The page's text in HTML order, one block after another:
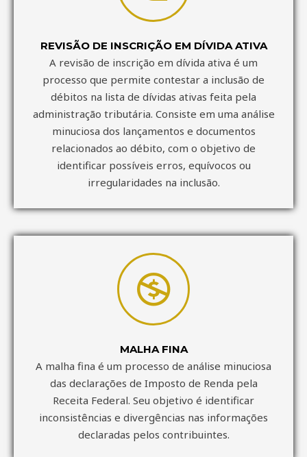
REVISÃO DE INSCRIÇÃO EM DÍVIDA ATIVA
A revisão de inscrição em dívida ativa é um
processo que permite contestar a inclusão de
débitos na lista de dívidas ativas feita pela
administração tributária. Consiste em uma análise
minuciosa dos lançamentos e documentos
relacionados ao débito, com o objetivo de
identificar possíveis erros, equívocos ou
irregularidades na inclusão.
MALHA FINA
A malha fina é um processo de análise minuciosa
das declarações de Imposto de Renda pela
Receita Federal. Seu objetivo é identificar
inconsistências e divergências nas informações
declaradas pelos contribuintes.